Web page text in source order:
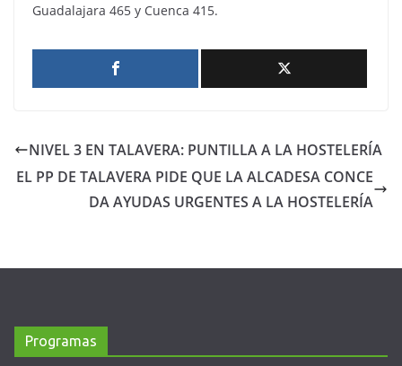
Guadalajara 465 y Cuenca 415.
NIVEL 3 EN TALAVERA: PUNTILLA A LA HOSTELERÍA
EL PP DE TALAVERA PIDE QUE LA ALCADESA CONCE
DA AYUDAS URGENTES A LA HOSTELERÍA
Programas